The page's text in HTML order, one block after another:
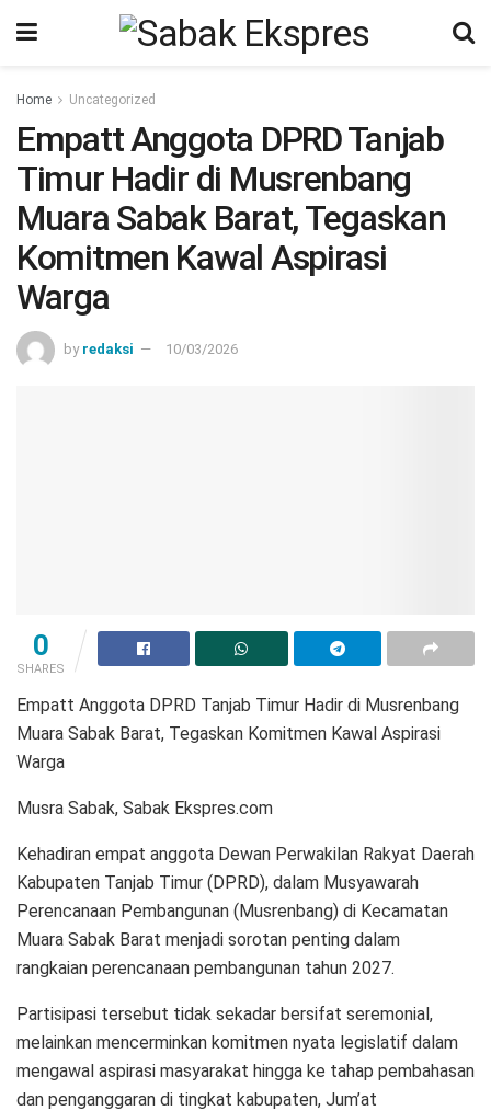
Home Uncategorized
Empatt Anggota DPRD Tanjab
Timur Hadir di Musrenbang
Muara Sabak Barat, Tegaskan
Komitmen Kawal Aspirasi
Warga
by redaksi 10/03/2026
0
SHARES
Empatt Anggota DPRD Tanjab Timur Hadir di Musrenbang
Muara Sabak Barat, Tegaskan Komitmen Kawal Aspirasi
Warga
Musra Sabak, Sabak Ekspres.com
Kehadiran empat anggota Dewan Perwakilan Rakyat Daerah
Kabupaten Tanjab Timur (DPRD), dalam Musyawarah
Perencanaan Pembangunan (Musrenbang) di Kecamatan
Muara Sabak Barat menjadi sorotan penting dalam
rangkaian perencanaan pembangunan tahun 2027.
Partisipasi tersebut tidak sekadar bersifat seremonial,
melainkan mencerminkan komitmen nyata legislatif dalam
mengawal aspirasi masyarakat hingga ke tahap pembahasan
dan penganggaran di tingkat kabupaten, Jum’at